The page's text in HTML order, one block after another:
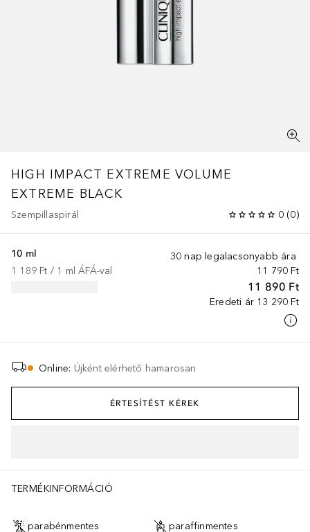
HIGH IMPACT EXTREME VOLUME
EXTREME BLACK
Szempillaspirál 0 (0)
30 nap legalacsonyabb ára
11 790 Ft
11 890 Ft
Eredeti ár 13 290 Ft
10 ml
1 189 Ft / 1 ml ÁFÁ-val
Online: Újként elérhető hamarosan
ÉRTESÍTÉST KÉREK
TERMÉKINFORMÁCIÓ
parabénmentes paraffinmentes